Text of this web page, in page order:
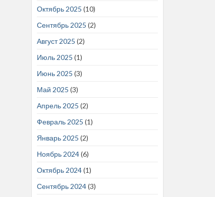
Октябрь 2025 (10)
Сентябрь 2025 (2)
Август 2025 (2)
Июль 2025 (1)
Июнь 2025 (3)
Май 2025 (3)
Апрель 2025 (2)
Февраль 2025 (1)
Январь 2025 (2)
Ноябрь 2024(6)
Октябрь 2024(1)
Сентябрь 2024(3)